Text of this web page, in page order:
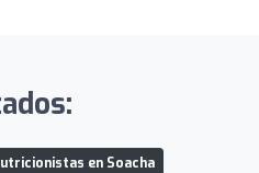
en Soacha